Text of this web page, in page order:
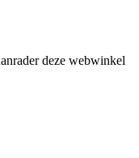
deze webwinkel